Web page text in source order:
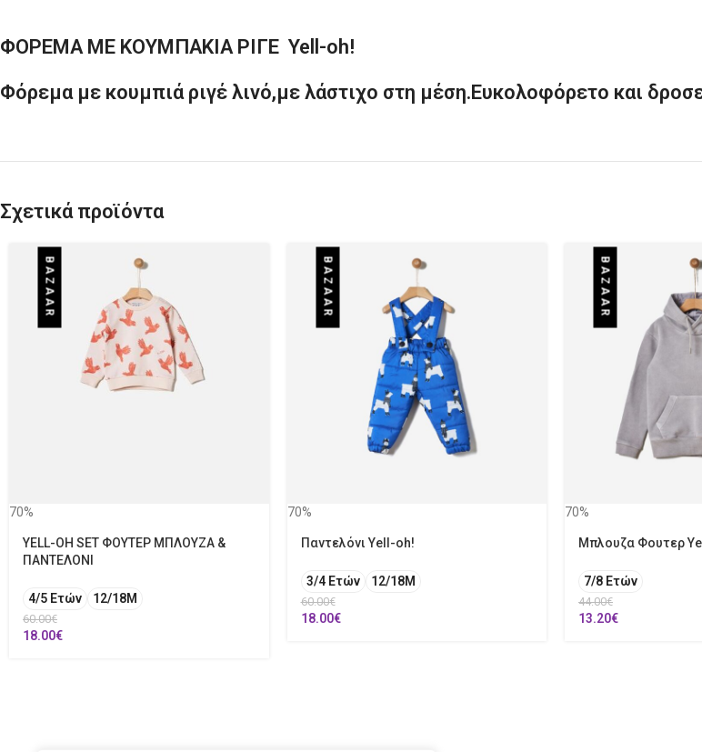
ΦΟΡΕΜΑ ΜΕ ΚΟΥΜΠΑΚΙΑ ΡΙΓΕ Yell-oh!
Φόρεμα με κουμπιά ριγέ λινό,με λάστιχο στη μέση.Ευκολοφόρετο και
Σχετικά προϊόντα
BAZAAR
70%
YELL-OH SET ΦΟΥΤΕΡ ΜΠΛΟΥΖΑ &
ΠΑΝΤΕΛΟΝΙ
4/5 Ετών 12/18M
60.00€
18.00€
BAZAAR
70%
Παντελόνι Yell-oh!
3/4 Ετών 12/18M
60.00€
18.00€
BAZAAR
70%
Μπλουζα Φουτερ
7/8 Ετών
44.00€
13.20€